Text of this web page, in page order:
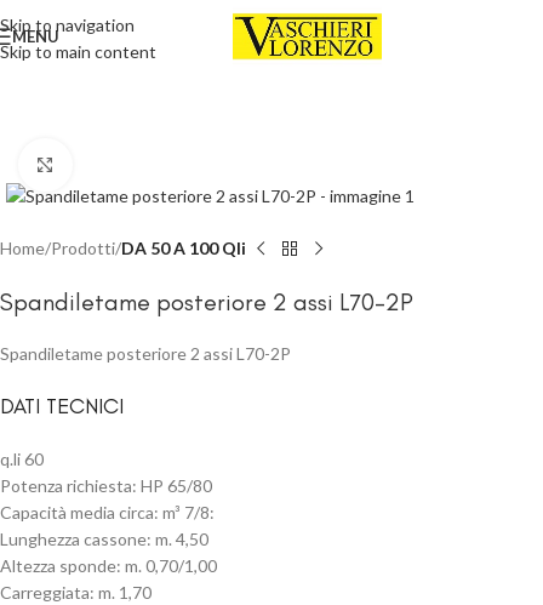
Skip to navigation
Skip to main content
MENU
Home Prodotti DA 50 A 100 Qli
Spandiletame posteriore 2 assi L70-2P
Spandiletame posteriore 2 assi L70-2P
DATI TECNICI
q.li 60
Potenza richiesta: HP 65/80
Capacità media circa: m³ 7/8:
Lunghezza cassone: m. 4,50
Altezza sponde: m. 0,70/1,00
Carreggiata: m. 1,70